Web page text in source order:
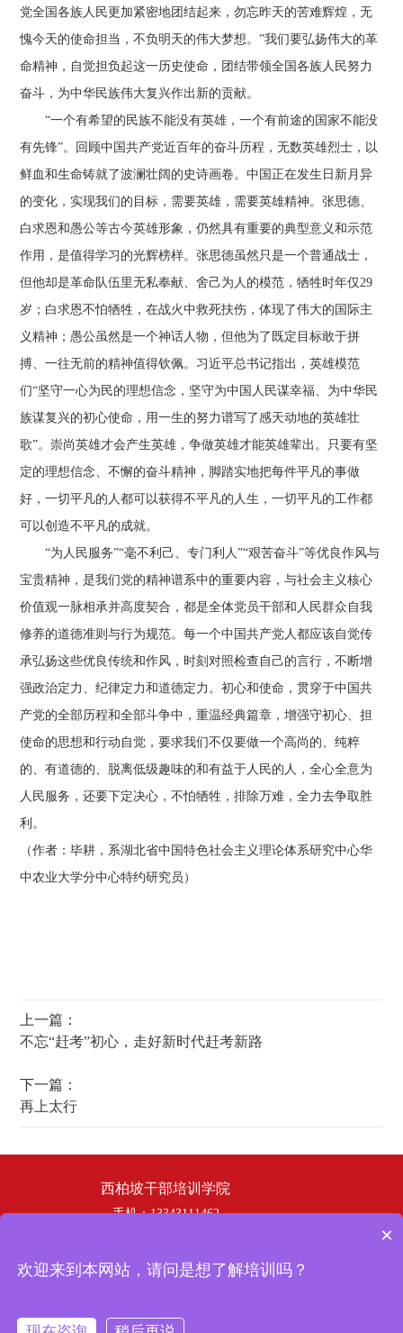
党全国各族人民更加紧密地团结起来，勿忘昨天的苦难辉煌，无
愧今天的使命担当，不负明天的伟大梦想。”我们要弘扬伟大的革
命精神，自觉担负起这一历史使命，团结带领全国各族人民努力
奋斗，为中华民族伟大复兴作出新的贡献。
“一个有希望的民族不能没有英雄，一个有前途的国家不能没
有先锋”。回顾中国共产党近百年的奋斗历程，无数英雄烈士，以
鲜血和生命铸就了波澜壮阔的史诗画卷。中国正在发生日新月异
的变化，实现我们的目标，需要英雄，需要英雄精神。张思德、
白求恩和愚公等古今英雄形象，仍然具有重要的典型意义和示范
作用，是值得学习的光辉榜样。张思德虽然只是一个普通战士，
但他却是革命队伍里无私奉献、舍己为人的模范，牺牲时年仅29
岁；白求恩不怕牺牲，在战火中救死扶伤，体现了伟大的国际主
义精神；愚公虽然是一个神话人物，但他为了既定目标敢于拼
搏、一往无前的精神值得钦佩。习近平总书记指出，英雄模范
们“坚守一心为民的理想信念，坚守为中国人民谋幸福、为中华民
族谋复兴的初心使命，用一生的努力谱写了感天动地的英雄壮
歌”。崇尚英雄才会产生英雄，争做英雄才能英雄辈出。只要有坚
定的理想信念、不懈的奋斗精神，脚踏实地把每件平凡的事做
好，一切平凡的人都可以获得不平凡的人生，一切平凡的工作都
可以创造不平凡的成就。
“为人民服务”“毫不利己、专门利人”“艰苦奋斗”等优良作风与
宝贵精神，是我们党的精神谱系中的重要内容，与社会主义核心
价值观一脉相承并高度契合，都是全体党员干部和人民群众自我
修养的道德准则与行为规范。每一个中国共产党人都应该自觉传
承弘扬这些优良传统和作风，时刻对照检查自己的言行，不断增
强政治定力、纪律定力和道德定力。初心和使命，贯穿于中国共
产党的全部历程和全部斗争中，重温经典篇章，增强守初心、担
使命的思想和行动自觉，要求我们不仅要做一个高尚的、纯粹
的、有道德的、脱离低级趣味的和有益于人民的人，全心全意为
人民服务，还要下定决心，不怕牺牲，排除万难，全力去争取胜
利。
（作者：毕耕，系湖北省中国特色社会主义理论体系研究中心华
中农业大学分中心特约研究员）
上一篇：
不忘“赶考”初心，走好新时代赶考新路
下一篇：
再上太行
西柏坡干部培训学院
手机：13343111462
地址：西柏坡干部培训学院
Copyright © 2024 西柏坡干部培训学院 版权所有
×
欢迎来到本网站，请问是想了解培训吗？